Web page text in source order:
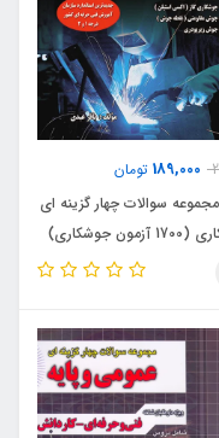
189,000 تومان
سوالات چهار گزینه ای
جوشکاری)